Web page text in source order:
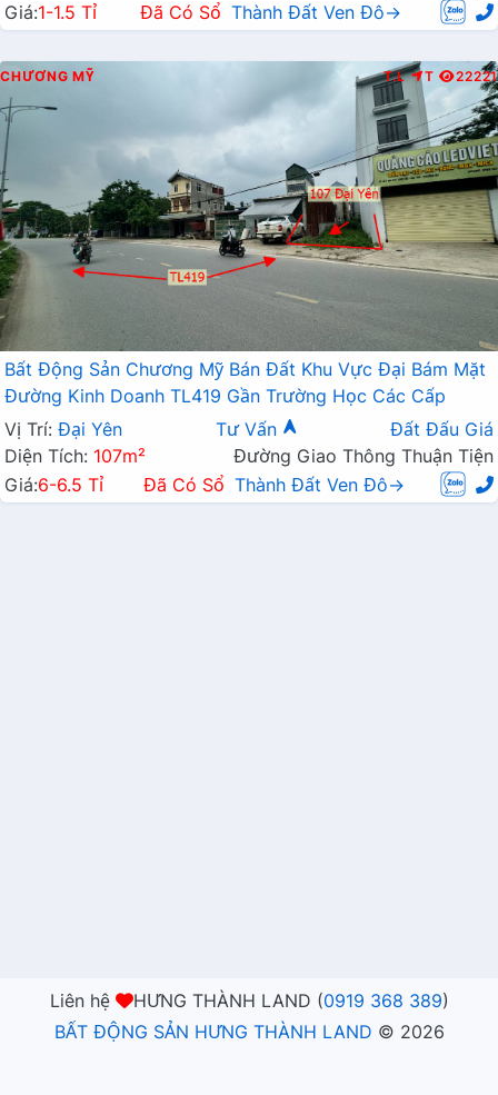
Giá:1-1.5 Tỉ Đã Có Sổ Thành Đất Ven Đô→
CHƯƠNG MỸ T.L T 22221
Bất Động Sản Chương Mỹ Bán Đất Khu Vực Đại Bám Mặt
Đường Kinh Doanh TL419 Gần Trường Học Các Cấp
Vị Trí: Đại Yên Tư Vấn
Đất Đấu Giá
Diện Tích: 107m²
Đường Giao Thông Thuận Tiện
Giá:6-6.5 Tỉ Đã Có Sổ Thành Đất Ven Đô→
Liên hệ HƯNG THÀNH LAND (0919 368 389)
BẤT ĐỘNG SẢN HƯNG THÀNH LAND © 2026